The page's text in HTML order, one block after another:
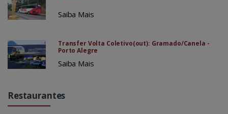
Saiba Mais
Transfer Volta Coletivo(out): Gramado/Canela -
Porto Alegre
Saiba Mais
Restaurantes